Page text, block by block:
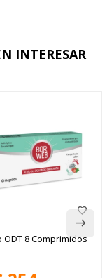
INTERESAR
ODT 8 Comprimidos